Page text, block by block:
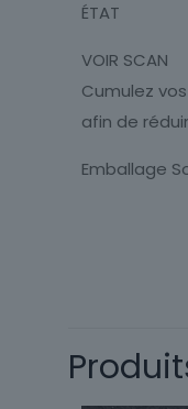
ÉTAT
VOIR SCAN
Cumulez
afin de
Emballage